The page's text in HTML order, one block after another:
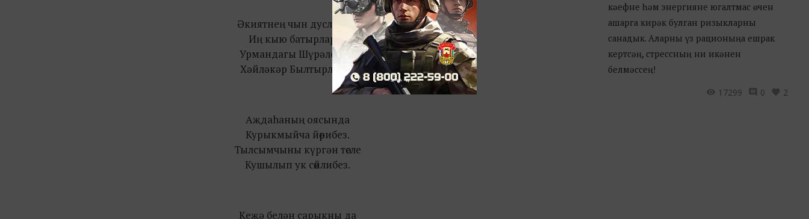
Әкиятнең чын дуслары -
Иң кыю батырлары.
Урмандагы Шүрәлеләр,
Хәйләкәр Былтырлары.
Аҗдаhаның оясында
Курыкмыйча йөрибез.
Тылсымчыны күргән төсле
Кушылып ук сөйлибез.
Кeҗә белән сарыкны да
кәефне һәм энергияне югалтмас өчен
ашарга кирәк булган ризыкларны
санадык. Аларны үз рационыңа ешрак
кертсәң, стрессның ни икәнен
белмәссең!
17299
0 2